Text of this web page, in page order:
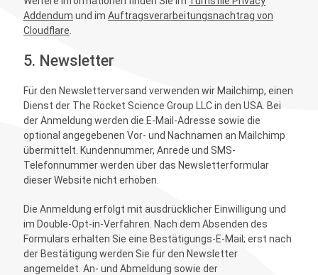
Addendum und im Auftragsverarbeitungsnachtrag von
Cloudflare
5. Newsletter
Für den Newsletterversand verwenden wir Mailchimp, einen
Dienst der The Rocket Science Group LLC in den USA. Bei
der Anmeldung werden die E-Mail-Adresse sowie die
optional angegebenen Vor- und Nachnamen an Mailchimp
übermittelt. Kundennummer, Anrede und SMS-
Telefonnummer werden über das Newsletterformular
dieser Website nicht erhoben.
Die Anmeldung erfolgt mit ausdrücklicher Einwilligung und
im Double-Opt-in-Verfahren. Nach dem Absenden des
Formulars erhalten Sie eine Bestätigungs-E-Mail; erst nach
der Bestätigung werden Sie für den Newsletter
angemeldet. An- und Abmeldung sowie der